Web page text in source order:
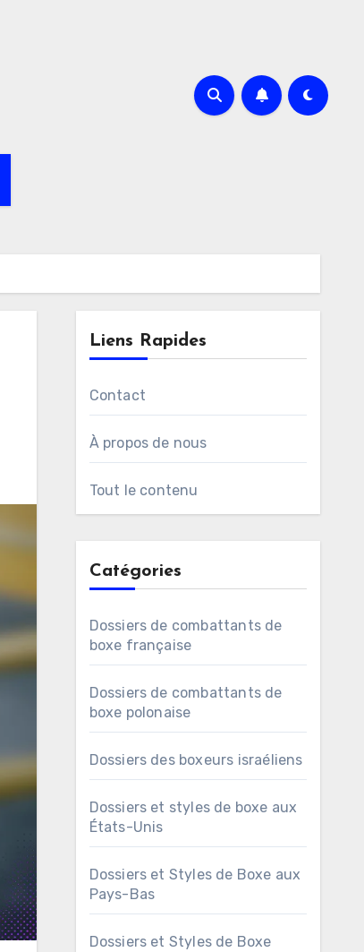
Liens Rapides
Contact
À propos de nous
Tout le contenu
Catégories
Dossiers de combattants de
boxe française
Dossiers de combattants de
boxe polonaise
Dossiers des boxeurs israéliens
Dossiers et styles de boxe aux
États-Unis
Dossiers et Styles de Boxe aux
Pays-Bas
Dossiers et Styles de Boxe